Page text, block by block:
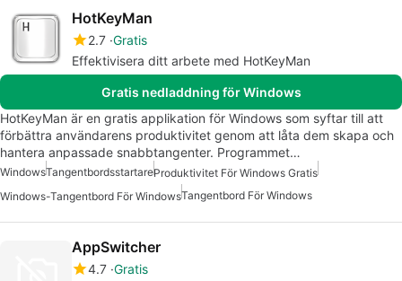
HotKeyMan
2.7 Gratis
Effektivisera ditt arbete med HotKeyMan
Gratis nedladdning för Windows
HotKeyMan är en gratis applikation för Windows som syftar till att
förbättra användarens produktivitet genom att låta dem skapa och
hantera anpassade snabbtangenter. Programmet…
WindowsTangentbordsstartareProduktivitet För Windows Gratis
Windows-Tangentbord För WindowsTangentbord För Windows
AppSwitcher
4.7 Gratis